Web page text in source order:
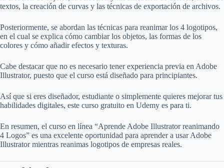
textos, la creación de curvas y las técnicas de exportación de archivos.
Posteriormente, se abordan las técnicas para reanimar los 4 logotipos,
en el cual se explica cómo cambiar los objetos, las formas de los
colores y cómo añadir efectos y texturas.
Cabe destacar que no es necesario tener experiencia previa en Adobe
Illustrator, puesto que el curso está diseñado para principiantes.
Así que si eres diseñador, estudiante o simplemente quieres mejorar tus
habilidades digitales, este curso gratuito en Udemy es para ti.
En resumen, el curso en línea “Aprende Adobe Illustrator reanimando
4 Logos” es una excelente oportunidad para aprender a usar Adobe
Illustrator mientras reanimas logotipos de empresas reales.